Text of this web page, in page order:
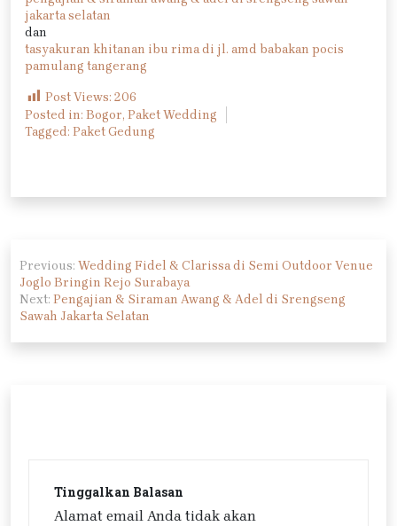
jakarta selatan
dan
tasyakuran khitanan ibu rima di jl. amd babakan pocis
pamulang tangerang
Post Views: 206
Posted in: Bogor, Paket Wedding
Tagged: Paket Gedung
Navigasi
pos
Previous: Wedding Fidel & Clarissa di Semi Outdoor Venue
Joglo Bringin Rejo Surabaya
Next: Pengajian & Siraman Awang & Adel di Srengseng
Sawah Jakarta Selatan
Tinggalkan Balasan
Alamat email Anda tidak akan